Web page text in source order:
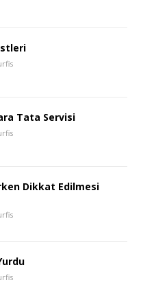
Tata Servisi
Dikkat Edilmesi